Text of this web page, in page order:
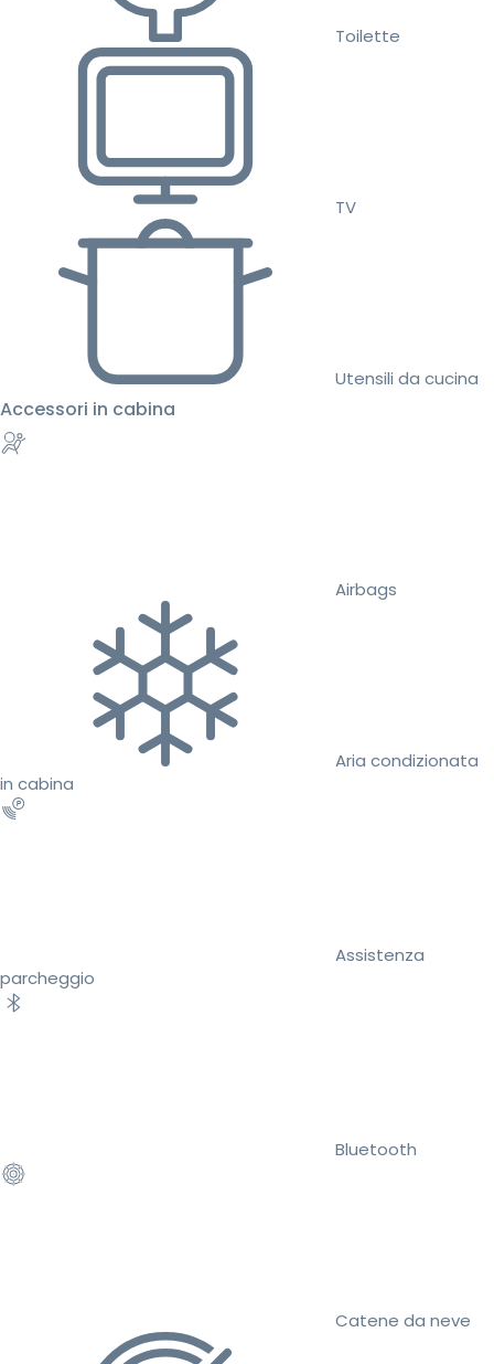
Toilette
TV
Utensili da cucina
Accessori in cabina
Airbags
Aria condizionata
in cabina
Assistenza
parcheggio
Bluetooth
Catene da neve